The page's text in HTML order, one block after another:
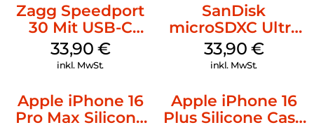
Zagg Speedport
30 Mit USB-C
Kabel Weiß
33,90 €
inkl. MwSt.
SanDisk
microSDXC Ultra
128 GB + Adapter
Mobile
33,90 €
inkl. MwSt.
Apple iPhone 16
Pro Max Silicone
Apple iPhone 16
Plus Silicone Case